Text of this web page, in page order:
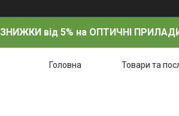
ЗНИЖКИ від 5% на ОПТИЧНІ
Головна Товари та